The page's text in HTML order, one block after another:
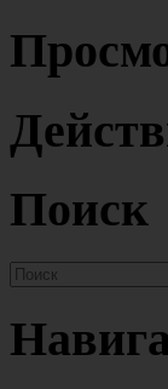
Поиск